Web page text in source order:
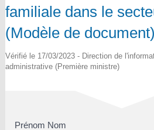
familiale dans le
(Modèle de document)
Vérifié le 17/03/2023 - Direction de
administrative (Première ministre)
Prénom Nom